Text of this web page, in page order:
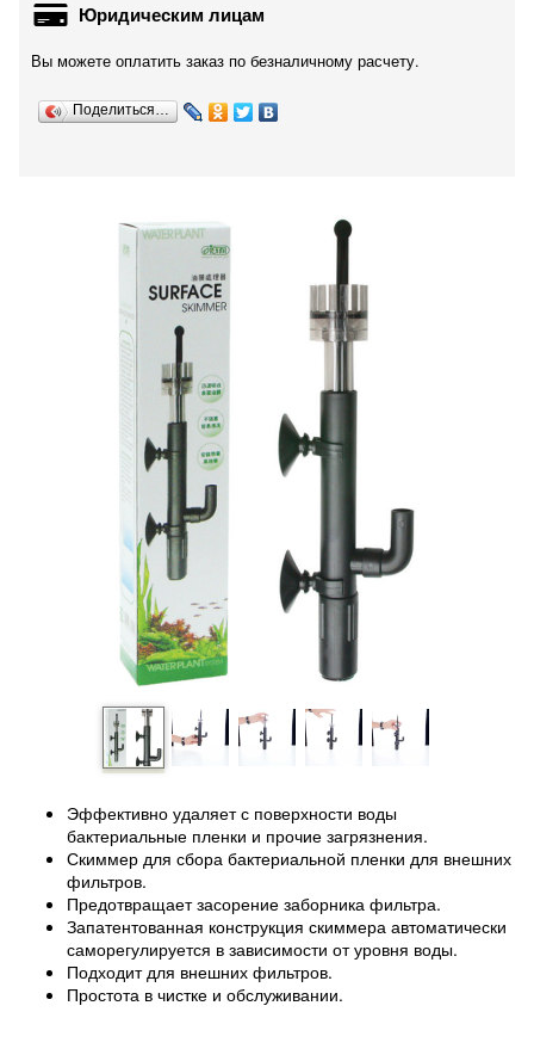
Юридическим лицам
Вы можете оплатить заказ по безналичному расчету.
Поделиться…
Эффективно удаляет с поверхности воды
бактериальные пленки и прочие загрязнения.
Скиммер для сбора бактериальной пленки для внешних
фильтров.
Предотвращает засорение заборника фильтра.
Запатентованная конструкция скиммера автоматически
саморегулируется в зависимости от уровня воды.
Подходит для внешних фильтров.
Простота в чистке и обслуживании.